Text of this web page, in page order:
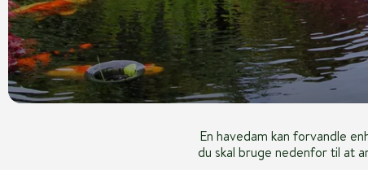
En havedam kan forvandle
du skal bruge nedenfor til at